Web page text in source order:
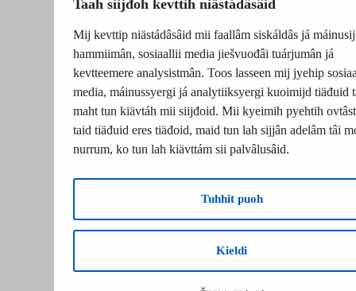
Taah siijđoh kevttih niästádâsâid
Mij kevttip niästádâsâid mii faallâm siskáldâs já máinusij
hammiimân, sosiaallii media jiešvuođâi tuárjumân já
kevtteemere analysistmân. Toos lasseen mij jyehip
media, máinussyergi já analytiiksyergi kuoimijd tiäđuid
maht tun kiävtáh mii siijđoid. Mii kyeimih pyehtih
taid tiäđuid eres tiäđoid, maid tun lah sijjân adelâm tâi
nurrum, ko tun lah kiävttám sii palvâlusâid.
Tuhhit puoh
Kieldi